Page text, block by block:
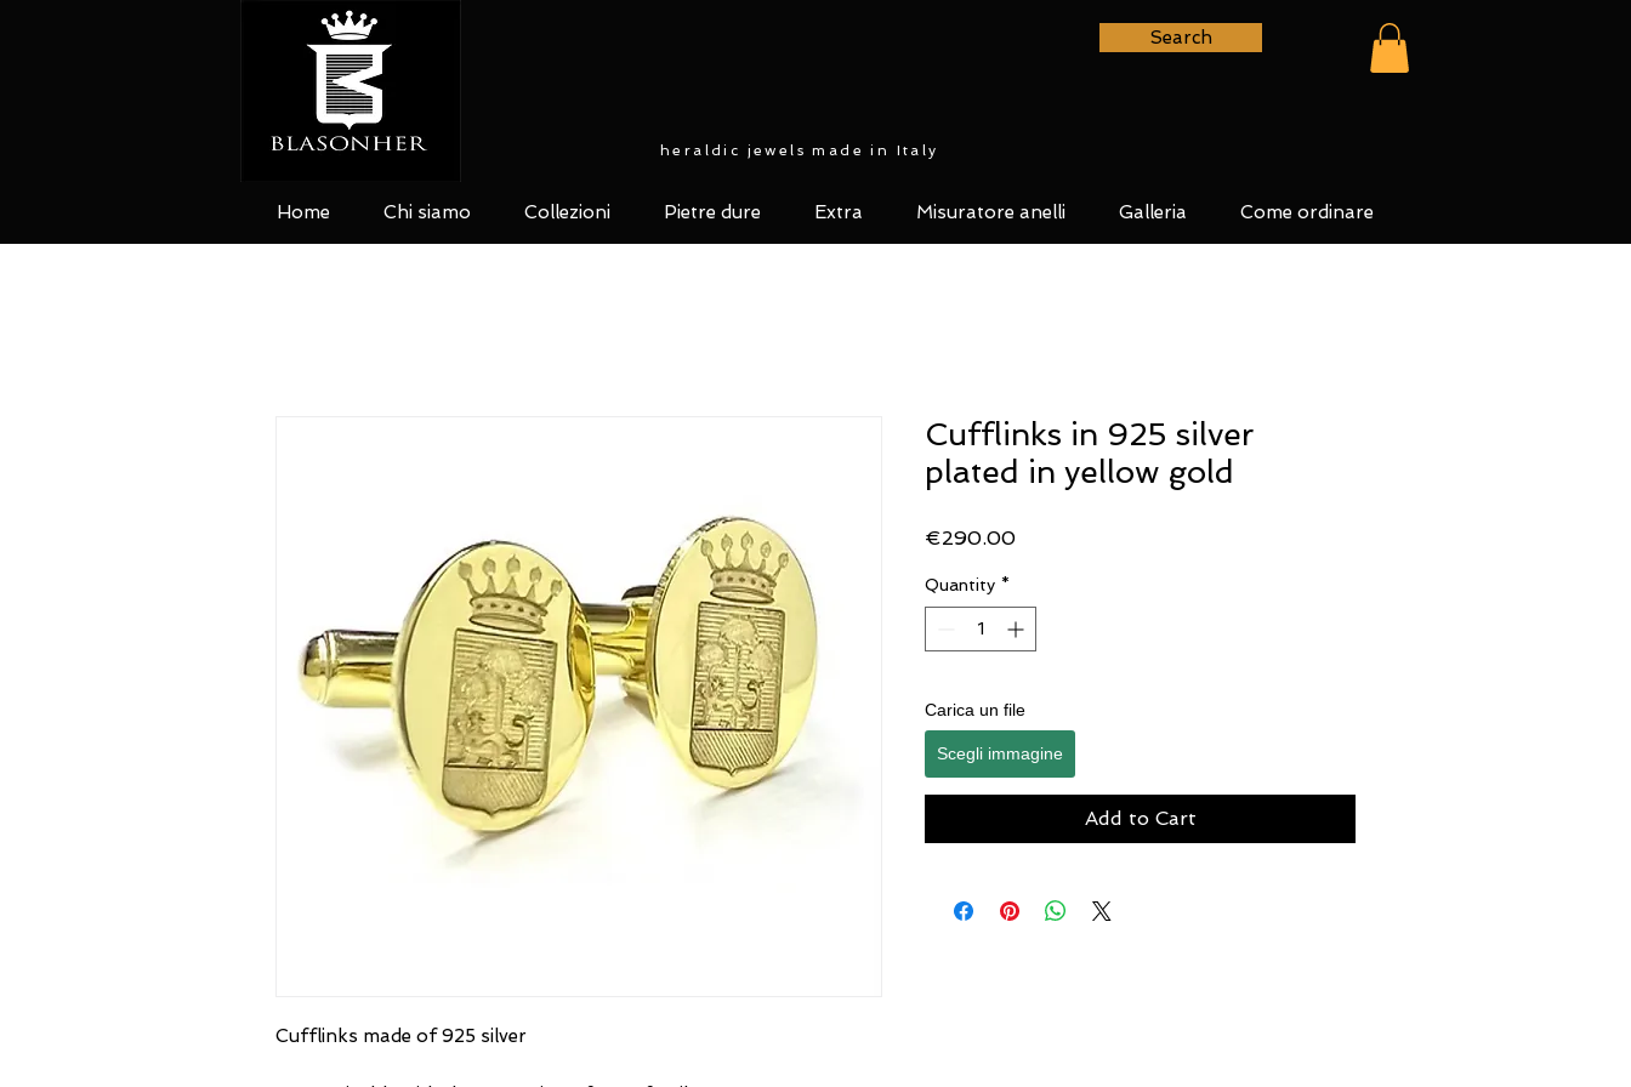
Search
Home Chi siamo Collezioni Pietre dure Extra Misuratore anelli Galleria Come ordinare
Cufflinks made of 925 silver
Cufflinks in 925 silver
plated in yellow gold
€290.00Price
Quantity *
Carica un file
Scegli immagine
Add to Cart
heraldic jewels made in Italy